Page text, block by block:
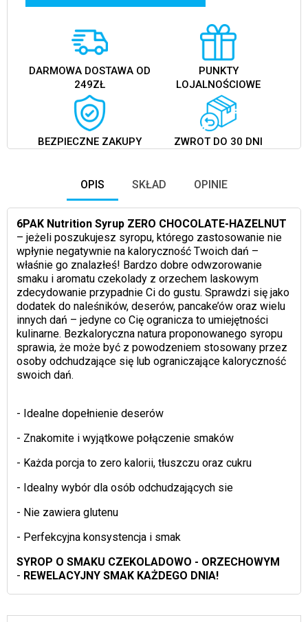
DARMOWA DOSTAWA OD
249ZŁ
PUNKTY
LOJALNOŚCIOWE
BEZPIECZNE ZAKUPY ZWROT DO 30 DNI
OPIS SKŁAD OPINIE
6PAK Nutrition Syrup ZERO CHOCOLATE-HAZELNUT
– jeżeli poszukujesz syropu, którego zastosowanie nie
wpłynie negatywnie na kaloryczność Twoich dań –
właśnie go znalazłeś! Bardzo dobre odwzorowanie
smaku i aromatu czekolady z orzechem laskowym
zdecydowanie przypadnie Ci do gustu. Sprawdzi się jako
dodatek do naleśników, deserów, pancake’ów oraz wielu
innych dań – jedyne co Cię ogranicza to umiejętności
kulinarne. Bezkaloryczna natura proponowanego syropu
sprawia, że może być z powodzeniem stosowany przez
osoby odchudzające się lub ograniczające kaloryczność
swoich dań.
- Idealne dopełnienie deserów
- Znakomite i wyjątkowe połączenie smaków
- Każda porcja to zero kalorii, tłuszczu oraz cukru
- Idealny wybór dla osób odchudzających sie
- Nie zawiera glutenu
- Perfekcyjna konsystencja i smak
SYROP O SMAKU CZEKOLADOWO - ORZECHOWYM
- REWELACYJNY SMAK KAŻDEGO DNIA!